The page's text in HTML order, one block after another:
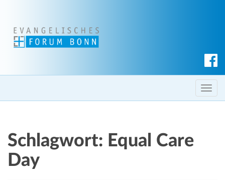
c
h T
o
Schlagwort: Equal Care
Day